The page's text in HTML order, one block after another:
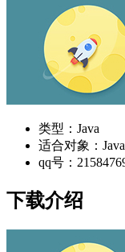
类型：Java
适合对象：
qq号：
下载介绍